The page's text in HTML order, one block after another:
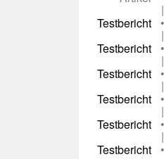
|
Testbericht
•
|
Testbericht
•
|
Testbericht
•
|
Testbericht
•
|
Testbericht
•
|
Testbericht
•